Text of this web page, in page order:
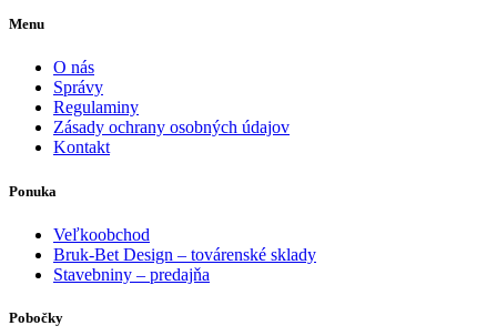
Menu
O nás
Správy
Regulaminy
Zásady ochrany osobných údajov
Kontakt
Ponuka
Veľkoobchod
Bruk-Bet Design – továrenské sklady
Stavebniny – predajňa
Pobočky